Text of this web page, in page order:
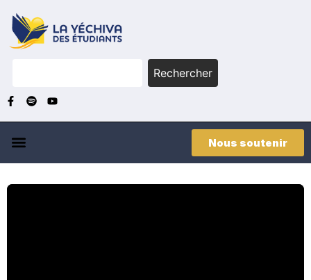
Rechercher
Nous soutenir